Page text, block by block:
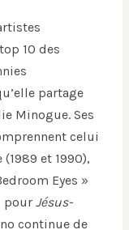
10 des
partage
Minogue. Ses
celui
et 1990),
Eyes »
pour Jésus-
continue de